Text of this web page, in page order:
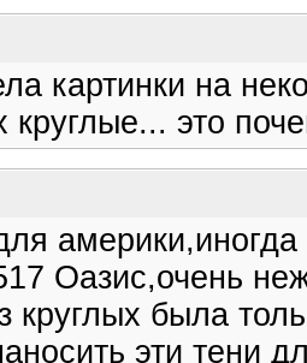
картинки на
круглые... это
Оазис,очень
круглых была
эти тени